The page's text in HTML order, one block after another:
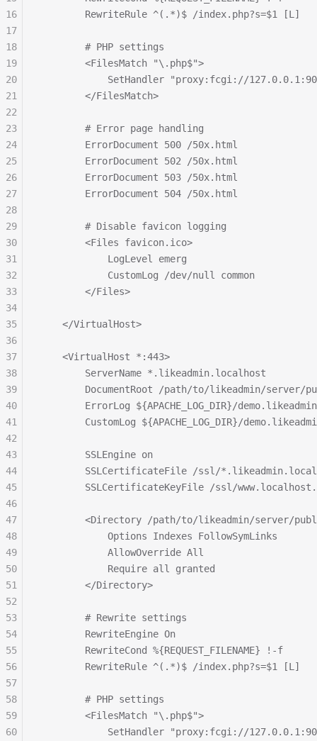
        RewriteRule ^(.*)$ /index.php?s=$1 [L]
        # PHP settings
        <FilesMatch "\.php$">
SetHandler "proxy:fcgi://
        </FilesMatch>
        # Error page handling
        ErrorDocument 500 /50x.html
        ErrorDocument 502 /50x.html
        ErrorDocument 503 /50x.html
        ErrorDocument 504 /50x.html
        # Disable favicon logging
        <Files favicon.ico>
            LogLevel emerg
            CustomLog /dev/null common
        </Files>
    </VirtualHost>
    <VirtualHost *:443>
        ServerName *.likeadmin.localhost
DocumentRoot /path/to/likeadmin/server/
ErrorLog ${APACHE_LOG_DIR}/
CustomLog ${APACHE_LOG_DIR}/
        SSLEngine on
SSLCertificateFile /ssl/
SSLCertificateKeyFile /ssl/
<Directory /path/to/likeadmin/server/
            Options Indexes FollowSymLinks
            AllowOverride All
            Require all granted
        </Directory>
        # Rewrite settings
        RewriteEngine On
        RewriteCond %{REQUEST_FILENAME} !-f
        RewriteRule ^(.*)$ /index.php?s=$1 [L]
        # PHP settings
        <FilesMatch "\.php$">
SetHandler "proxy:fcgi://
16
17
18
19
20
21
22
23
24
25
26
27
28
29
30
31
32
33
34
35
36
37
38
39
40
41
42
43
44
45
46
47
48
49
50
51
52
53
54
55
56
57
58
59
60